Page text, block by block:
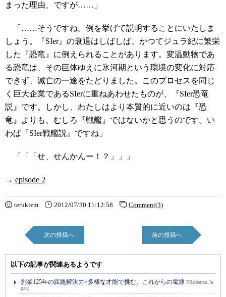
まった理由、ですが……」
「……そうですね。例を挙げて説明することにいたしま
しょう。『SIer』の衰退はしばしば、かつてジュラ紀に繁栄
した『恐竜』に例えられることがあります。変温動物であ
る恐竜は、その巨体ゆえに氷河期という環境の変化に対応
できず、滅亡の一途をたどりました。このプロセスを同じ
く巨大企業であるSIerに重ねあわせたものが、『SIer恐竜
説』です。しかし、わたしはより本質的に近いのは『恐
竜』よりも、むしろ『戦艦』ではないかと思うのです。い
わば『SIer戦艦説』ですね」
「「「せ、せんかんー！？」」」
→ episode 2
terukizm 2012/07/30 11:12:58 Comment(3)
次の投稿へ 前の投稿へ
以下の記事が関連あるようです
創業125年の課題解決力×多様な才能で挑む、これからの電通 PR(dentsu Ja
pan)